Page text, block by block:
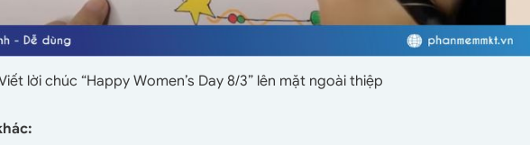
lời chúc “Happy Women’s Day 8/3” lên mặt ngoài thiệp